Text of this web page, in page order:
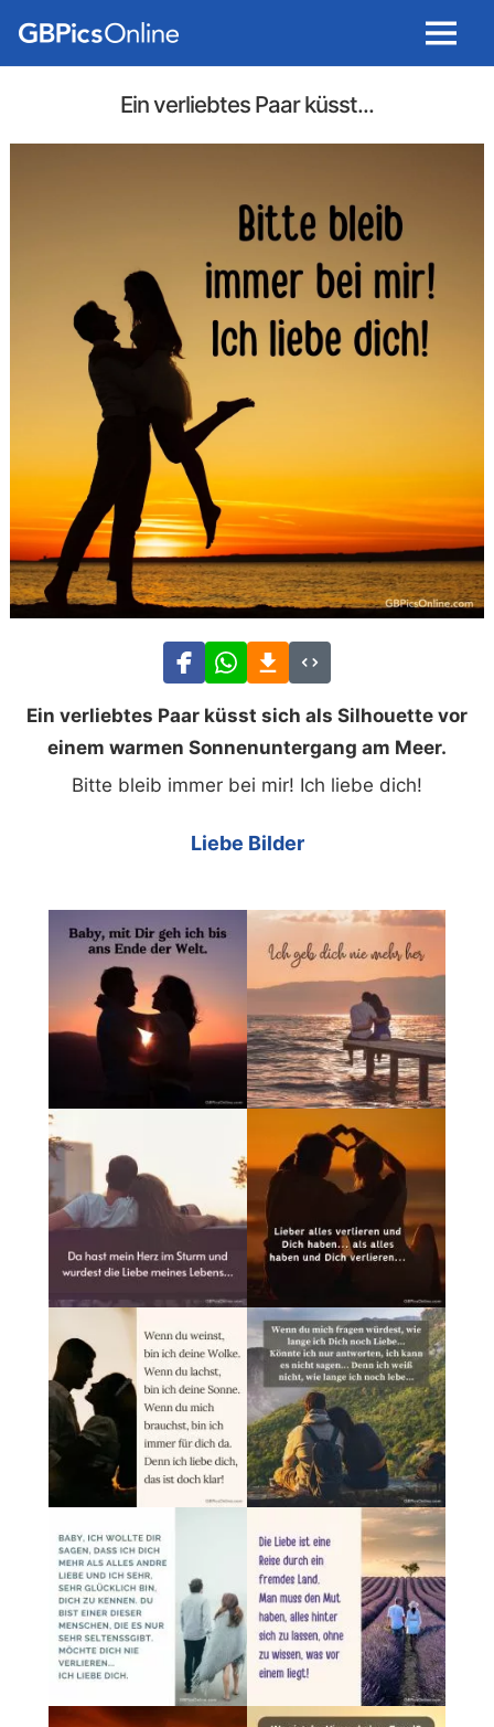
Menu
Ein verliebtes Paar küsst...
Ein verliebtes Paar küsst sich als Silhouette vor
einem warmen Sonnenuntergang am Meer.
Bitte bleib immer bei mir! Ich liebe dich!
Liebe Bilder